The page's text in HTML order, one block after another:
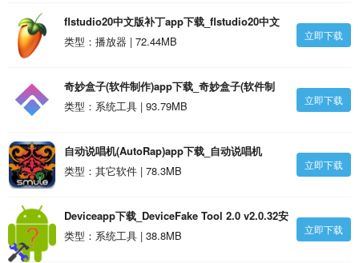
flstudio20中文版补丁app下载_flstudio20中文
版补丁v4.5.35安卓版
类型：播放器 | 72.44MB 立即下载
奇妙盒子(软件制作)app下载_奇妙盒子(软件制
作)v1.0.34安卓版
类型：系统工具 | 93.79MB 立即下载
自动说唱机(AutoRap)app下载_自动说唱机
(AutoRap)v2.1.30安卓版
类型：其它软件 | 78.3MB 立即下载
Deviceapp下载_DeviceFake Tool 2.0 v2.0.32安
卓版
类型：系统工具 | 38.8MB 立即下载